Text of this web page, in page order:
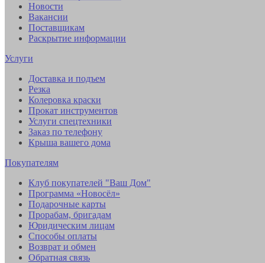
Новости
Вакансии
Поставщикам
Раскрытие информации
Услуги
Доставка и подъем
Резка
Колеровка краски
Прокат инструментов
Услуги спецтехники
Заказ по телефону
Крыша вашего дома
Покупателям
Клуб покупателей "Ваш Дом"
Программа «Новосёл»
Подарочные карты
Прорабам, бригадам
Юридическим лицам
Способы оплаты
Возврат и обмен
Обратная связь